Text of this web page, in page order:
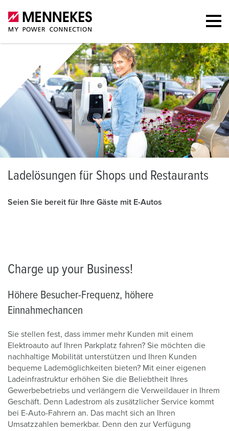
Ladelösungen für Shops und Restaurants
Seien Sie bereit für Ihre Gäste mit E-Autos
Charge up your Business!
Höhere Besucher-Frequenz, höhere
Einnahmechancen
Sie stellen fest, dass immer mehr Kunden mit einem
Elektroauto auf Ihren Parkplatz fahren? Sie möchten die
nachhaltige Mobilität unterstützen und Ihren Kunden
bequeme Lademöglichkeiten bieten? Mit einer eigenen
Ladeinfrastruktur erhöhen Sie die Beliebtheit Ihres
Gewerbebetriebs und verlängern die Verweildauer in Ihrem
Geschäft. Denn Ladestrom als zusätzlicher Service kommt
bei E-Auto-Fahrern an. Das macht sich an Ihren
Umsatzzahlen bemerkbar. Denn den zur Verfügung